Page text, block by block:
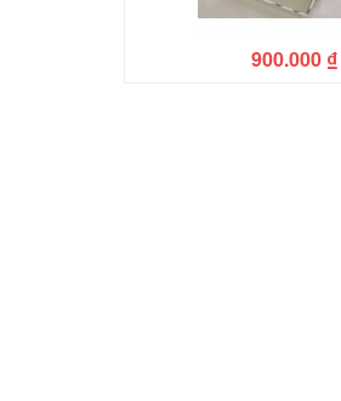
900.000 ₫